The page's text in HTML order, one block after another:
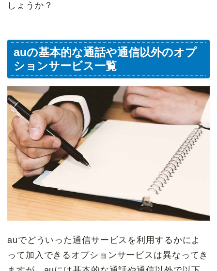
しょうか？
auの基本的な通話や通信以外のオプ
ションサービス一覧
auでどういった通信サービスを利用するかによ
って加入できるオプションサービスは異なってき